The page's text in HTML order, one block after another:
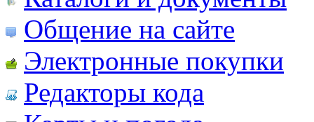
Общение на сайте
Электронные покупки
Редакторы кода